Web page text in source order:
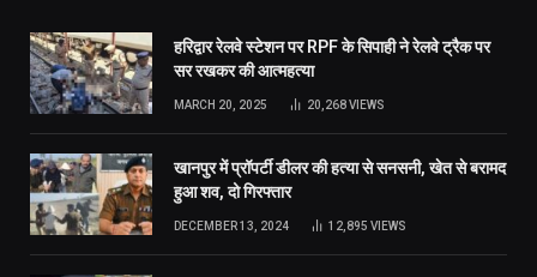
हरिद्वार रेलवे स्टेशन पर RPF के सिपाही ने रेलवे ट्रैक पर
सर रखकर की आत्महत्या
MARCH 20, 2025 20,268VIEWS
खानपुर में प्रॉपर्टी डीलर की हत्या से सनसनी, खेत से बरामद
हुआ शव, दो गिरफ्तार
DECEMBER 13, 2024 12,895 VIEWS